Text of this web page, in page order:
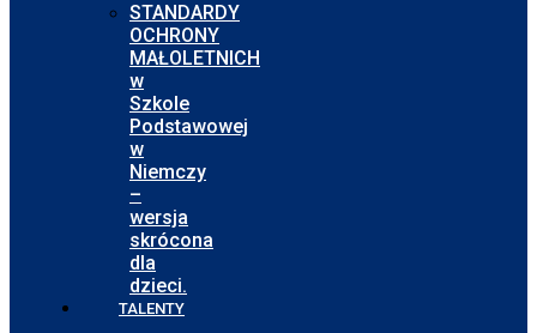
STANDARDY
OCHRONY
MAŁOLETNICH
w
Szkole
Podstawowej
w
Niemczy
–
wersja
skrócona
dla
dzieci.
TALENTY